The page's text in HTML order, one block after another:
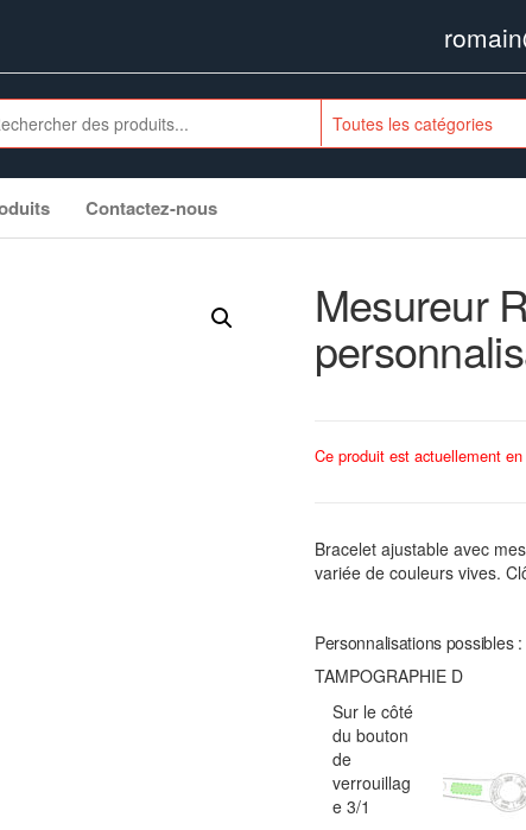
Contactez-nous
Mesureur
Ce produit est actuellement
Bracelet ajustable avec
variée de couleurs vives.
Personnalisations possibles :
TAMPOGRAPHIE D
Sur le côté
du bouton
de
verrouillag
e 3/1